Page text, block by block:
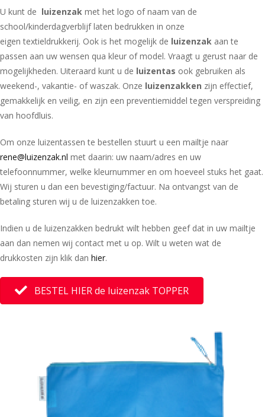
U kunt de luizenzak met het logo of naam van de
school/kinderdagverblijf laten bedrukken in onze
eigen textieldrukkerij. Ook is het mogelijk de luizenzak aan te
passen aan uw wensen qua kleur of model. Vraagt u gerust naar de
mogelijkheden. Uiteraard kunt u de luizentas ook gebruiken als
weekend-, vakantie- of waszak. Onze luizenzakken zijn effectief,
gemakkelijk en veilig, en zijn een preventiemiddel tegen verspreiding
van hoofdluis.
Om onze luizentassen te bestellen stuurt u een mailtje naar
rene@luizenzak.nl met daarin: uw naam/adres en uw
telefoonnummer, welke kleurnummer en om hoeveel stuks het gaat.
Wij sturen u dan een bevestiging/factuur. Na ontvangst van de
betaling sturen wij u de luizenzakken toe.
Indien u de luizenzakken bedrukt wilt hebben geef dat in uw mailtje
aan dan nemen wij contact met u op. Wilt u weten wat de
drukkosten zijn klik dan hier.
BESTEL HIER de luizenzak TOPPER